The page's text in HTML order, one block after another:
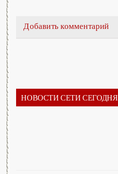
Добавить комментарий
НОВОСТИ СЕТИ СЕГОДНЯ